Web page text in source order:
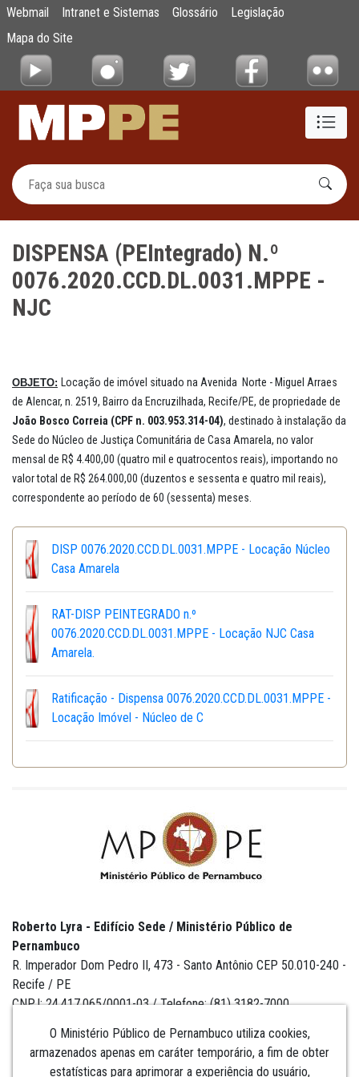
Pular para o Conteúdo principal
DISPENSA (PEIntegrado) N.º
Webmail Intranet e Sistemas Glossário
Legislação
Mapa do Site
DISPENSA (PEIntegrado) N.º
0076.2020.CCD.DL.0031.MPPE -
NJC
OBJETO: Locação de imóvel situado na Avenida Norte - Miguel Arraes
de Alencar, n. 2519, Bairro da Encruzilhada, Recife/PE, de propriedade de
João Bosco Correia (CPF n. 003.953.314-04), destinado à instalação da
Sede do Núcleo de Justiça Comunitária de Casa Amarela, no valor
mensal de R$ 4.400,00 (quatro mil e quatrocentos reais), importando no
valor total de R$ 264.000,00 (duzentos e sessenta e quatro mil reais),
correspondente ao período de 60 (sessenta) meses.
DISP 0076.2020.CCD.DL.0031.MPPE - Locação Núcleo
Casa Amarela
RAT-DISP PEINTEGRADO n.º
0076.2020.CCD.DL.0031.MPPE - Locação NJC Casa
Amarela.
Ratificação - Dispensa 0076.2020.CCD.DL.0031.MPPE -
Locação Imóvel - Núcleo de C
O Ministério Público de Pernambuco utiliza cookies,
armazenados apenas em caráter temporário, a fim de obter
estatísticas para aprimorar a experiência do usuário,
Roberto Lyra - Edifício Sede / Ministério Público de
Pernambuco
R. Imperador Dom Pedro II, 473 - Santo Antônio CEP 50.010-240 -
Recife / PE
CNPJ: 24.417.065/0001-03 / Telefone: (81) 3182-7000
Institucional